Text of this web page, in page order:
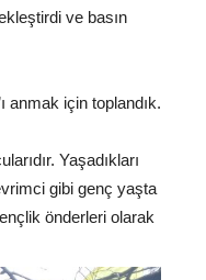
ve basın
anmak için toplandık.
Yaşadıkları
gibi genç yaşta
önderleri olarak